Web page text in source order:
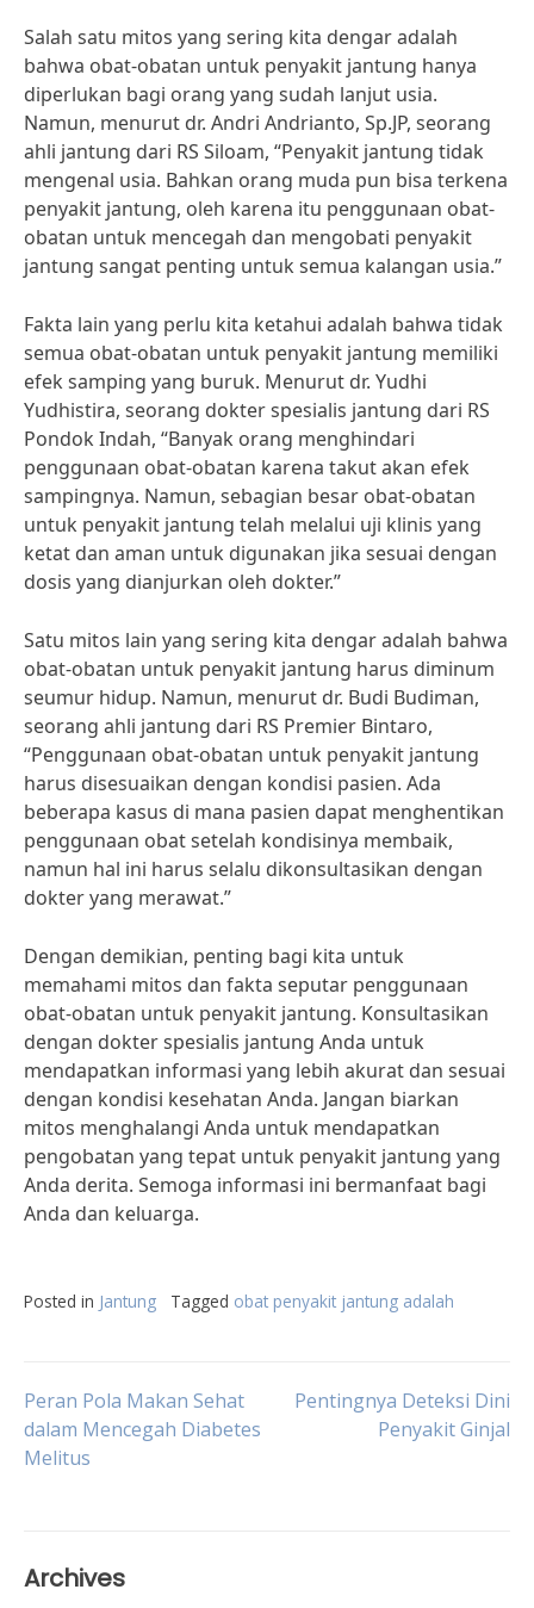
Salah satu mitos yang sering kita dengar adalah
bahwa obat-obatan untuk penyakit jantung hanya
diperlukan bagi orang yang sudah lanjut usia.
Namun, menurut dr. Andri Andrianto, Sp.JP, seorang
ahli jantung dari RS Siloam, “Penyakit jantung tidak
mengenal usia. Bahkan orang muda pun bisa terkena
penyakit jantung, oleh karena itu penggunaan obat-
obatan untuk mencegah dan mengobati penyakit
jantung sangat penting untuk semua kalangan usia.”
Fakta lain yang perlu kita ketahui adalah bahwa tidak
semua obat-obatan untuk penyakit jantung memiliki
efek samping yang buruk. Menurut dr. Yudhi
Yudhistira, seorang dokter spesialis jantung dari RS
Pondok Indah, “Banyak orang menghindari
penggunaan obat-obatan karena takut akan efek
sampingnya. Namun, sebagian besar obat-obatan
untuk penyakit jantung telah melalui uji klinis yang
ketat dan aman untuk digunakan jika sesuai dengan
dosis yang dianjurkan oleh dokter.”
Satu mitos lain yang sering kita dengar adalah bahwa
obat-obatan untuk penyakit jantung harus diminum
seumur hidup. Namun, menurut dr. Budi Budiman,
seorang ahli jantung dari RS Premier Bintaro,
“Penggunaan obat-obatan untuk penyakit jantung
harus disesuaikan dengan kondisi pasien. Ada
beberapa kasus di mana pasien dapat menghentikan
penggunaan obat setelah kondisinya membaik,
namun hal ini harus selalu dikonsultasikan dengan
dokter yang merawat.”
Dengan demikian, penting bagi kita untuk
memahami mitos dan fakta seputar penggunaan
obat-obatan untuk penyakit jantung. Konsultasikan
dengan dokter spesialis jantung Anda untuk
mendapatkan informasi yang lebih akurat dan sesuai
dengan kondisi kesehatan Anda. Jangan biarkan
mitos menghalangi Anda untuk mendapatkan
pengobatan yang tepat untuk penyakit jantung yang
Anda derita. Semoga informasi ini bermanfaat bagi
Anda dan keluarga.
Posted in Jantung Tagged obat penyakit jantung adalah
Post
navigation
Peran Pola Makan Sehat
dalam Mencegah Diabetes
Melitus
Pentingnya Deteksi Dini
Penyakit Ginjal
Archives